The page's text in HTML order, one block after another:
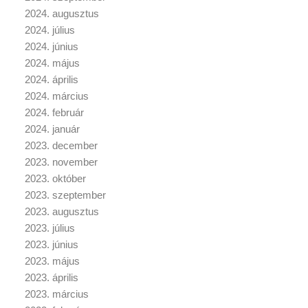
2024. augusztus
2024. július
2024. június
2024. május
2024. április
2024. március
2024. február
2024. január
2023. december
2023. november
2023. október
2023. szeptember
2023. augusztus
2023. július
2023. június
2023. május
2023. április
2023. március